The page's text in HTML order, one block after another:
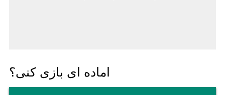
اماده ای بازی کنی؟